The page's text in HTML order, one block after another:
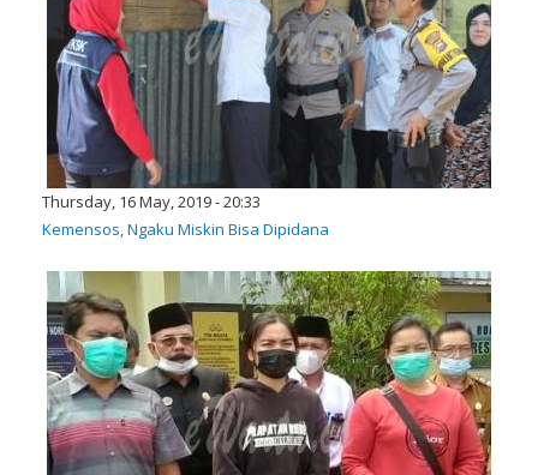
Thursday, 16 May, 2019 - 20:33
Kemensos, Ngaku Miskin Bisa Dipidana